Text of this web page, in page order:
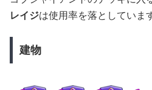
レイジは使用率を落としていま
建物